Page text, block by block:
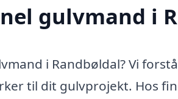
gulvmand i
i Randbøldal? Vi
til dit gulvprojekt. Hos